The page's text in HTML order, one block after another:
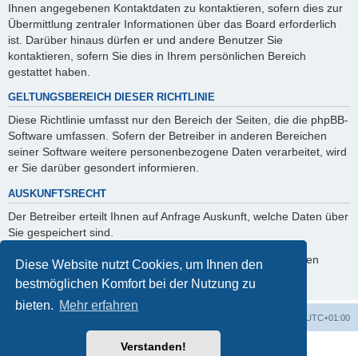
Diese Website nutzt Cookies, um Ihnen den
bestmöglichen Komfort bei der Nutzung zu
bieten. Mehr erfahren
Verstanden!
Ihnen angegebenen Kontaktdaten zu kontaktieren, sofern dies zur
Übermittlung zentraler Informationen über das Board erforderlich
ist. Darüber hinaus dürfen er und andere Benutzer Sie
kontaktieren, sofern Sie dies in Ihrem persönlichen Bereich
gestattet haben.
GELTUNGSBEREICH DIESER RICHTLINIE
Diese Richtlinie umfasst nur den Bereich der Seiten, die die phpBB-
Software umfassen. Sofern der Betreiber in anderen Bereichen
seiner Software weitere personenbezogene Daten verarbeitet, wird
er Sie darüber gesondert informieren.
AUSKUNFTSRECHT
Der Betreiber erteilt Ihnen auf Anfrage Auskunft, welche Daten über
Sie gespeichert sind.
Sie können jederzeit die Löschung bzw. Sperrung Ihrer Daten
verlangen. Kontaktieren Sie hierzu bitte den Betreiber.
UTC+01:00
Powered byphpBB® Forum Software © phpBB Limited